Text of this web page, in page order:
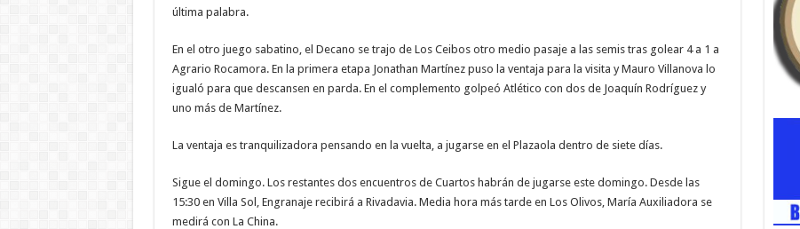
última palabra.
En el otro juego sabatino, el Decano se trajo de Los Ceibos otro medio pasaje a las semis tras golear 4 a 1 a
Agrario Rocamora. En la primera etapa Jonathan Martínez puso la ventaja para la visita y Mauro Villanova lo
igualó para que descansen en parda. En el complemento golpeó Atlético con dos de Joaquín Rodríguez y
uno más de Martínez.
La ventaja es tranquilizadora pensando en la vuelta, a jugarse en el Plazaola dentro de siete días.
Sigue el domingo. Los restantes dos encuentros de Cuartos habrán de jugarse este domingo. Desde las
15:30 en Villa Sol, Engranaje recibirá a Rivadavia. Media hora más tarde en Los Olivos, María Auxiliadora se
medirá con La China.